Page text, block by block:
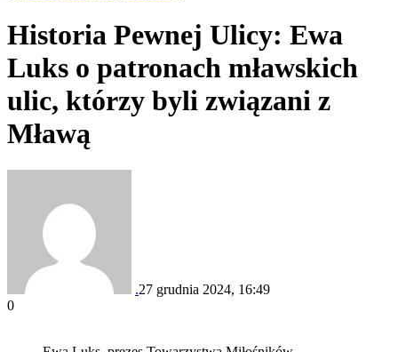
Historia Pewnej Ulicy: Ewa
Luks o patronach mławskich
ulic, którzy byli związani z
Mławą
.27 grudnia 2024, 16:49
0